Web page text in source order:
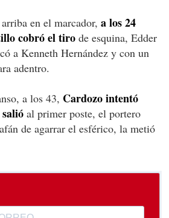
en el marcador, a los 24
cobró el tiro de esquina, Edder
a Kenneth Hernández y con un
adentro.
a los 43, Cardozo intentó
al primer poste, el portero
de agarrar el esférico, la metió